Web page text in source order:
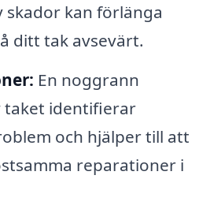
skador kan förlänga
ditt tak avsevärt.
En noggrann
taket identifierar
och hjälper till att
reparationer i